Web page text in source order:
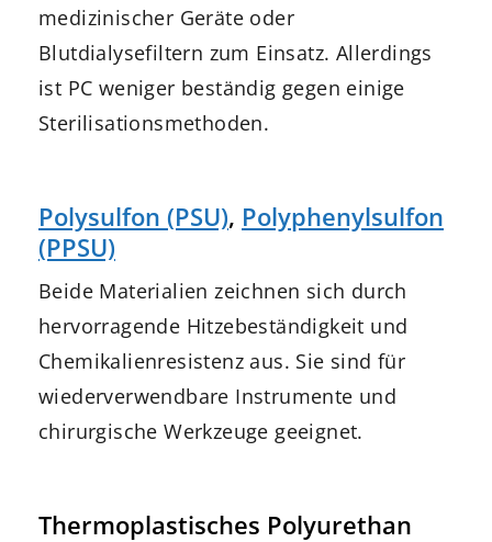
medizinischer Geräte oder
Blutdialysefiltern zum Einsatz. Allerdings
ist PC weniger beständig gegen einige
Sterilisationsmethoden.
Polysulfon (PSU), Polyphenylsulfon
(PPSU)
Beide Materialien zeichnen sich durch
hervorragende Hitzebeständigkeit und
Chemikalienresistenz aus. Sie sind für
wiederverwendbare Instrumente und
chirurgische Werkzeuge geeignet.
Thermoplastisches Polyurethan